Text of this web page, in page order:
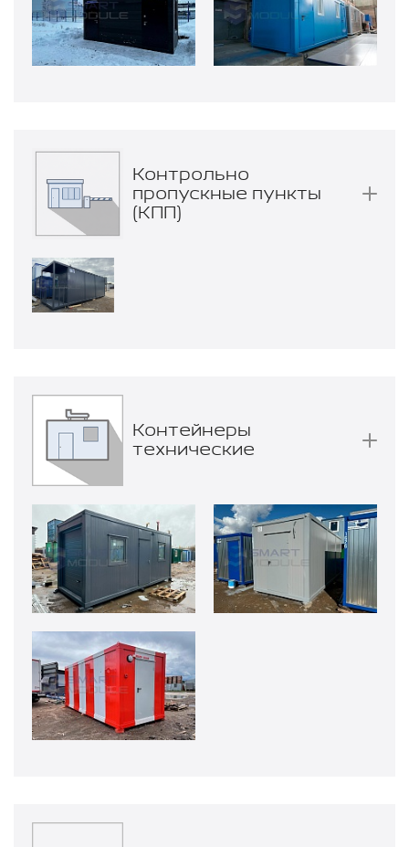
Контрольно
пропускные пункты
(КПП)
Контейнеры
технические